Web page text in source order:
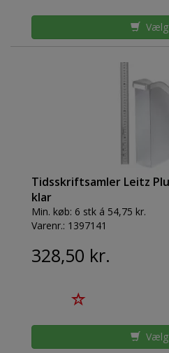
Tidsskriftsamler Leitz
klar
Min. køb: 6 stk á 54,75 kr.
Varenr.: 1397141
328,50 kr.